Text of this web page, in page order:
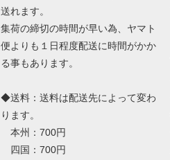
送れます。
集荷の締切の時間が早い為、ヤマト
便よりも１日程度配送に時間がかか
る事もあります。
◆送料：送料は配送先によって変わ
ります。
本州：700円
四国：700円